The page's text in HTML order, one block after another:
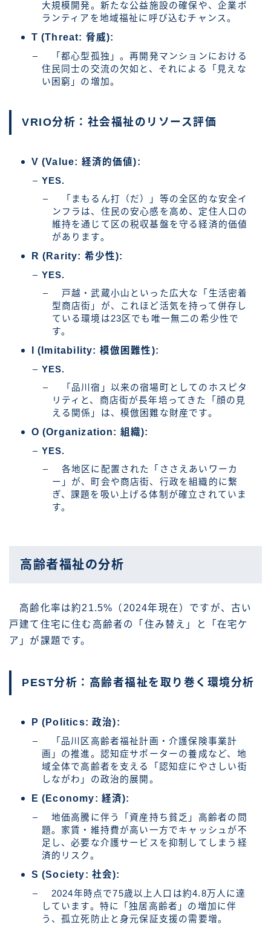
大規模開発。新たな公益施設の確保や、企業ボ
ランティアを地域福祉に呼び込むチャンス。
T (Threat: 脅威):
「都心型孤独」。再開発マンションにおける
住民同士の交流の欠如と、それによる「見えな
い困窮」の増加。
VRIO分析：社会福祉のリソース評価
V (Value: 経済的価値):
YES.
「まもるん打（だ）」等の全区的な安全イ
ンフラは、住民の安心感を高め、定住人口の
維持を通じて区の税収基盤を守る経済的価値
があります。
R (Rarity: 希少性):
YES.
戸越・武蔵小山といった広大な「生活密着
型商店街」が、これほど活気を持って併存し
ている環境は23区でも唯一無二の希少性で
す。
I (Imitability: 模倣困難性):
YES.
「品川宿」以来の宿場町としてのホスピタ
リティと、商店街が長年培ってきた「顔の見
える関係」は、模倣困難な財産です。
O (Organization: 組織):
YES.
各地区に配置された「ささえあいワーカ
ー」が、町会や商店街、行政を組織的に繋
ぎ、課題を吸い上げる体制が確立されていま
す。
高齢者福祉の分析
高齢化率は約21.5%（2024年現在）ですが、古い
戸建て住宅に住む高齢者の「住み替え」と「在宅ケ
ア」が課題です。
PEST分析：高齢者福祉を取り巻く環境分析
P (Politics: 政治):
「品川区高齢者福祉計画・介護保険事業計
画」の推進。認知症サポーターの養成など、地
域全体で高齢者を支える「認知症にやさしい街
しながわ」の政治的展開。
E (Economy: 経済):
地価高騰に伴う「資産持ち貧乏」高齢者の問
題。家賃・維持費が高い一方でキャッシュが不
足し、必要な介護サービスを抑制してしまう経
済的リスク。
S (Society: 社会):
2024年時点で75歳以上人口は約4.8万人に達
しています。特に「独居高齢者」の増加に伴
う、孤立死防止と身元保証支援の需要増。